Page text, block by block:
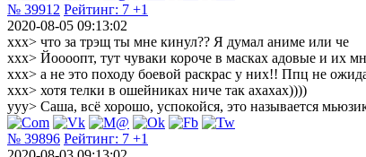
№ 39912 Рейтинг: 7 +1
2020-08-05 09:13:02
xxx> что за трэщ ты мне кинул?? Я думал аниме или че
xxx> Йоооопт, тут чуваки короче в масках адовые и их
xxx> а не это походу боевой раскрас у них!! Ппц не
xxx> хотя телки в ошейниках ниче так ахахах))))
yyy> Саша, всё хорошо, успокойся, это называется
№ 39896 Рейтинг: 7 +1